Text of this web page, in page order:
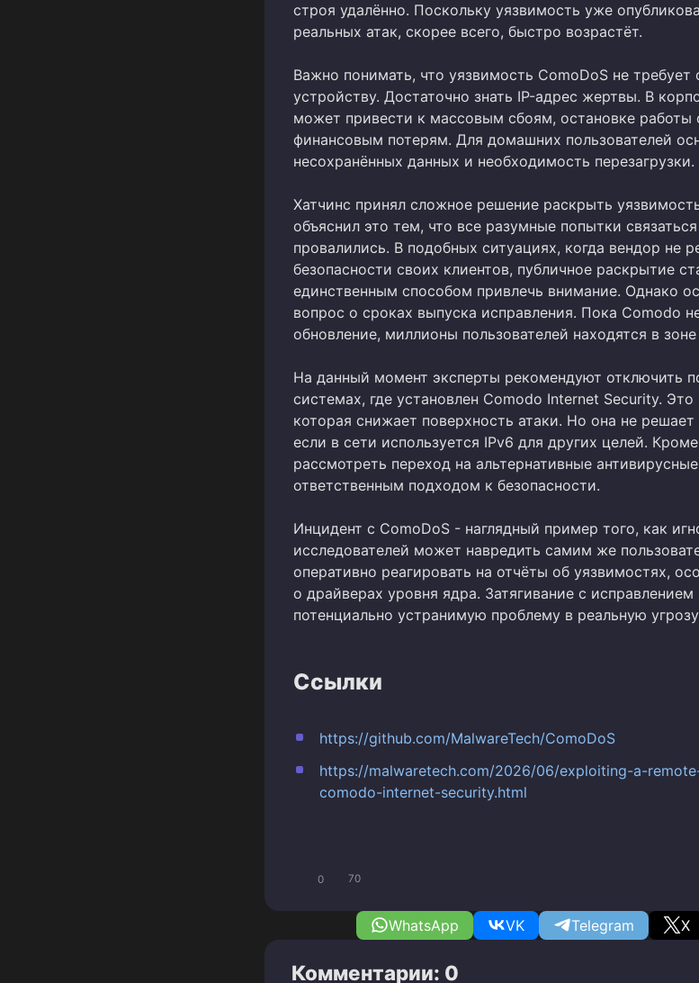
строя удалённо. Поскольку уязвимость уже
реальных атак, скорее всего, быстро возрастёт.
Важно понимать, что уязвимость ComoDoS не требует
устройству. Достаточно знать IP-адрес жертвы. В
может привести к массовым сбоям, остановке работы
финансовым потерям. Для домашних пользователей
несохранённых данных и необходимость перезагрузки.
Хатчинс принял сложное решение раскрыть
объяснил это тем, что все разумные попытки
провалились. В подобных ситуациях, когда вендор не
безопасности своих клиентов, публичное раскрытие
единственным способом привлечь внимание. Однако
вопрос о сроках выпуска исправления. Пока Comodo
обновление, миллионы пользователей находятся в
На данный момент эксперты рекомендуют отключить
системах, где установлен Comodo Internet Security.
которая снижает поверхность атаки. Но она не
если в сети используется IPv6 для других целей.
рассмотреть переход на альтернативные
ответственным подходом к безопасности.
Инцидент с ComoDoS - наглядный пример того, как
исследователей может навредить самим же
оперативно реагировать на отчёты об уязвимостях,
о драйверах уровня ядра. Затягивание с
потенциально устранимую проблему в реальную
Ссылки
https://github.com/MalwareTech/ComoDoS
https://malwaretech.com/2026/06/exploiting-a-
comodo-internet-security.html
0 70
WhatsApp VK Telegram X
Комментарии: 0